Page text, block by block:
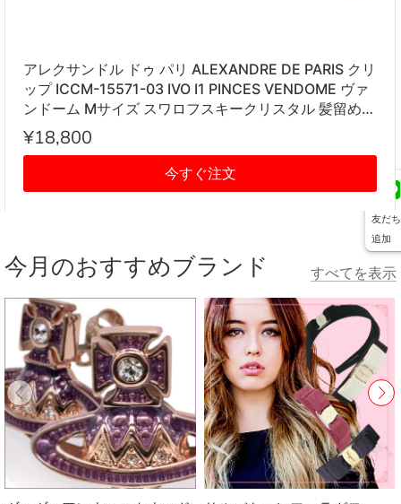
友だち
追加
アレクサンドル ドゥ パリ ALEXANDRE DE PARIS クリ
ップ ICCM-15571-03 IVO I1 PINCES VENDOME ヴァ
ンドーム Mサイズ スワロフスキークリスタル 髪留め
レディース アイボリー系
¥18,800
今すぐ注文
今月のおすすめブランド すべてを表示